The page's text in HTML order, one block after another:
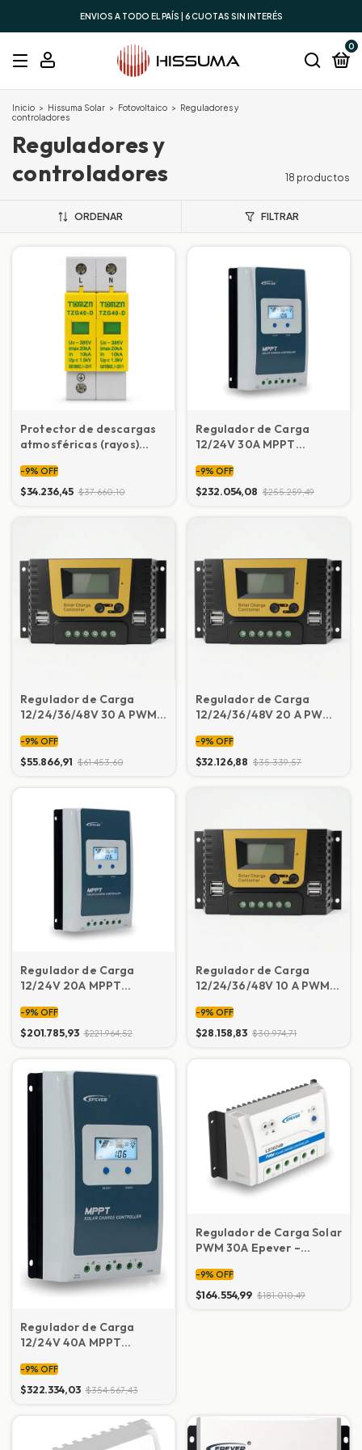
ENVIOS A TODO EL PAÍS | 6 CUOTAS SIN INTERÉS
0
Inicio > Hissuma Solar > Fotovoltaico > Reguladores y
controladores
Reguladores y
controladores
18 productos
ORDENAR FILTRAR
Protector de descargas
atmosféricas (rayos)
Monofasica 10Ka-20Ka
P+N
-9% OFF
$34.236,45 $37.660,10
Regulador de Carga
12/24V 30A MPPT
EPEVER Tracer 3210AN
-9% OFF
$232.054,08 $255.259,49
Regulador de Carga
12/24/36/48V 30 A PWM
-9% OFF
$55.866,91 $61.453,60
Regulador de Carga
12/24/36/48V 20 A PWM
-9% OFF
$32.126,88 $35.339,57
Regulador de Carga
12/24V 20A MPPT
EPEVER TRACER 2210AN
-9% OFF
$201.785,93 $221.964,52
Regulador de Carga
12/24/36/48V 10 A PWM
-9% OFF
$28.158,83 $30.974,71
Regulador de Carga
12/24V 40A MPPT
G3
-9% OFF
$322.334,03 $354.567,43
Regulador de Carga Solar
PWM 30A Epever –
-9% OFF
$164.554,99 $181.010,49